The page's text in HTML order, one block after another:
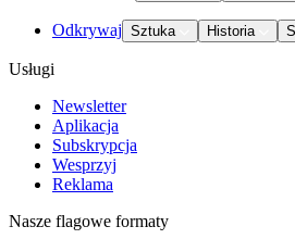
Odkrywaj Sztuka Historia
Usługi
Newsletter
Aplikacja
Subskrypcja
Wesprzyj
Reklama
Nasze flagowe formaty